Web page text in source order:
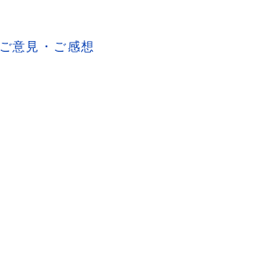
ご意見・ご感想